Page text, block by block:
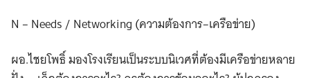
N – Needs / Networking (ความต้องการ–เครือข่าย)
ผอ.ไชยโพธิ์ มองโรงเรียนเป็นระบบนิเวศที่ต้องมีเครือข่ายหลาย